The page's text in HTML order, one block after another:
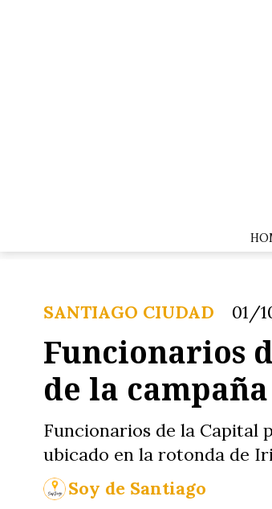
Funcionarios
de la
Funcionarios de la Capital
ubicado en la rotonda de
SANTIAGO CIUDAD 01/
Soy de Santiago